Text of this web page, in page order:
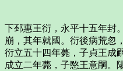
下邳惠王衍，永平十五年封
崩，其年就國。衍後病荒忽
衍立五十四年薨，子貞王成
成立二年薨，子愍王意嗣。